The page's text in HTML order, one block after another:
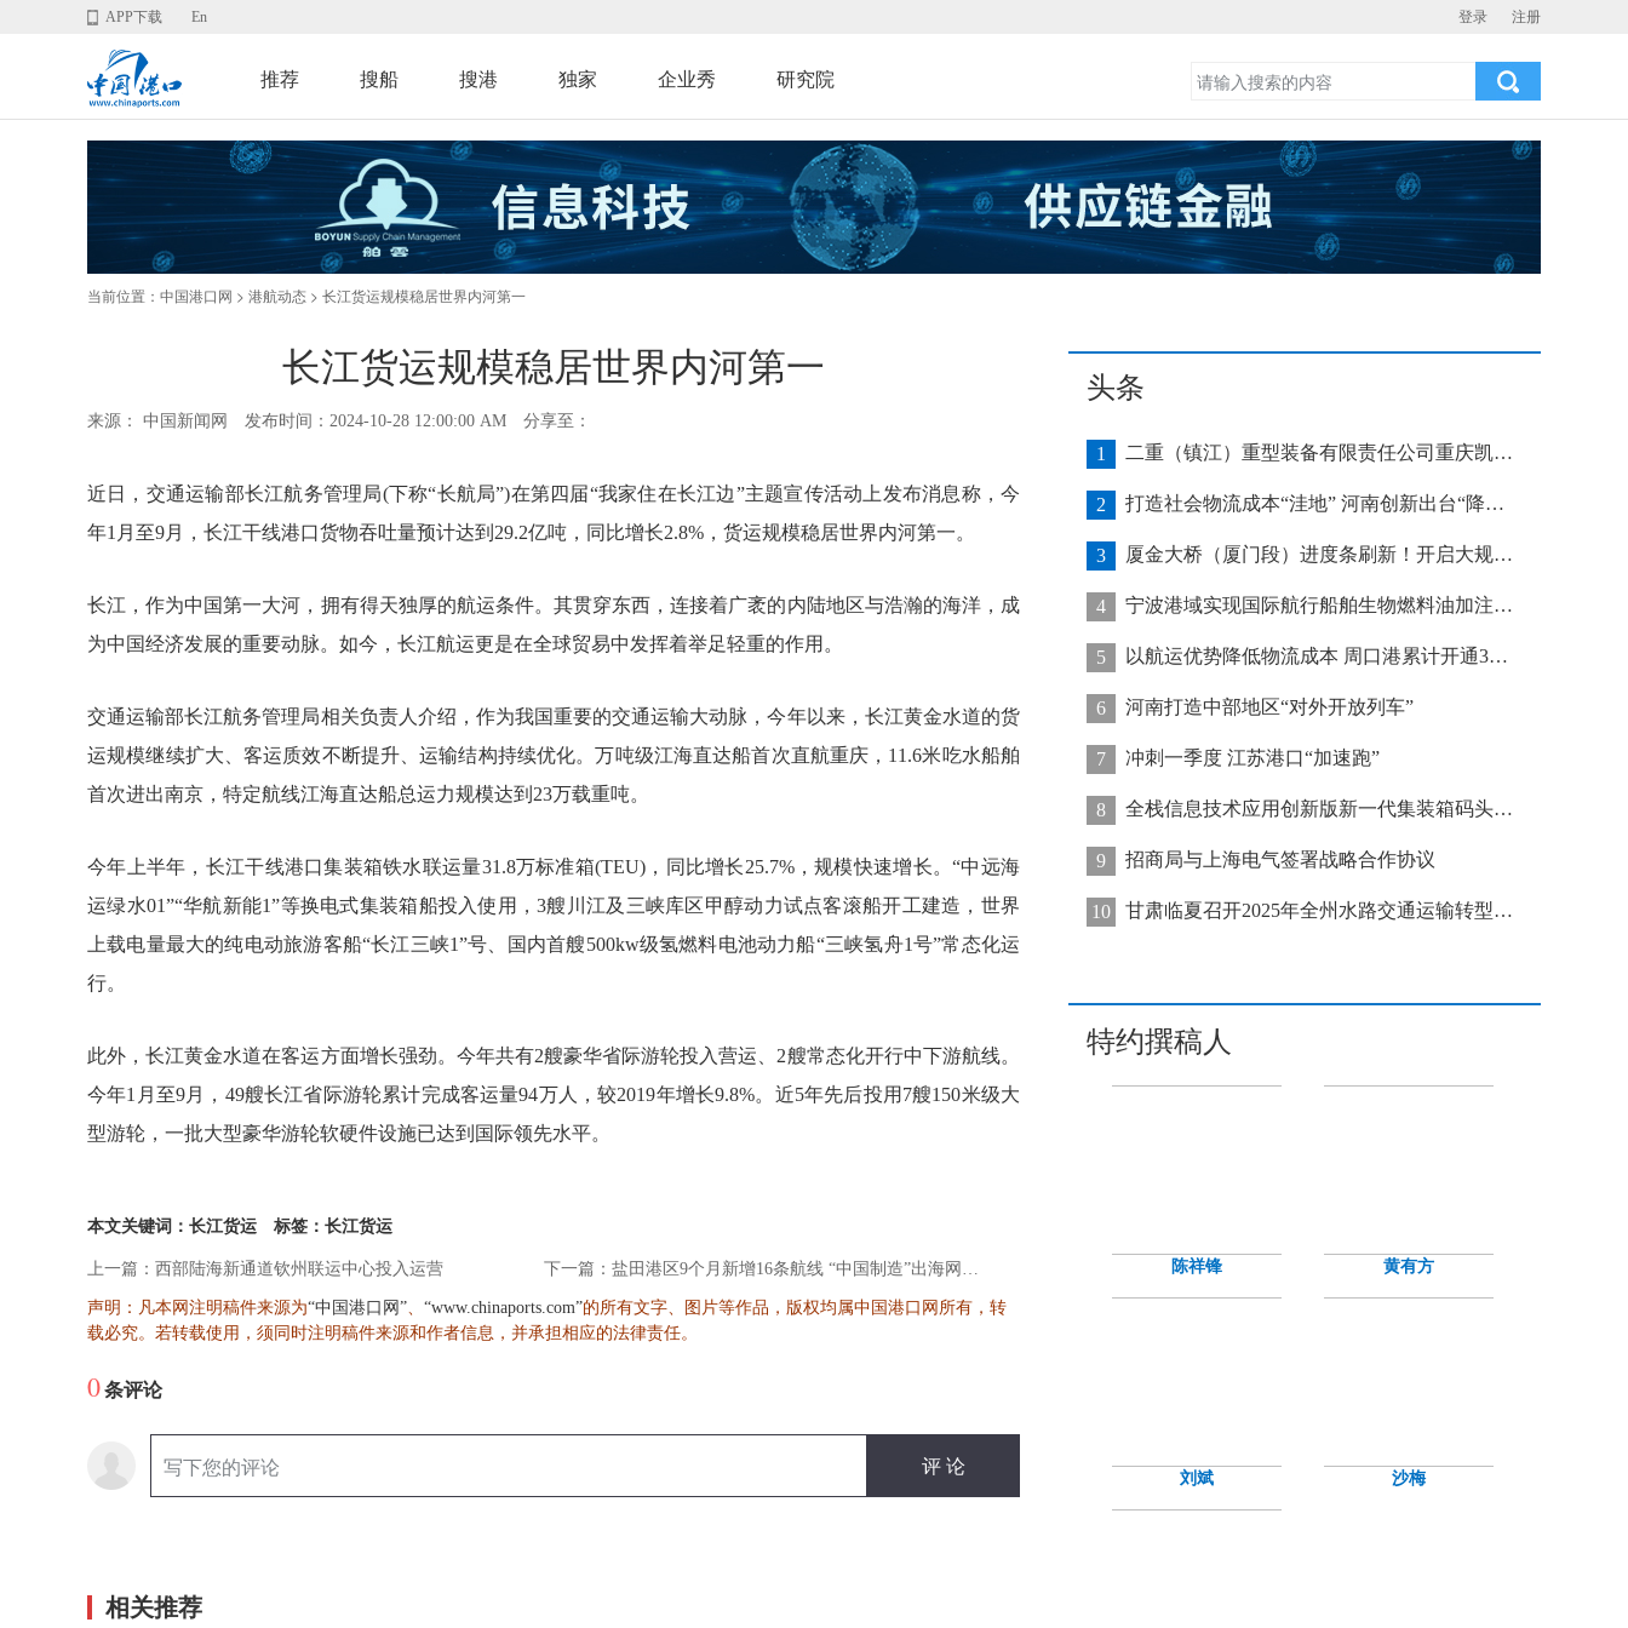
登录 注册
APP下载 En
推荐 搜船 搜港 独家 企业秀 研究院
当前位置： 中国港口网 > 港航动态 > 长江货运规模稳居世界内河第一
长江货运规模稳居世界内河第一
来源： 中国新闻网 发布时间：2024-10-28 12:00:00 AM 分享至：
近日，交通运输部长江航务管理局(下称“长航局”)在第四届“我家住在长江边”主题宣传活动上发布消息称，今
年1月至9月，长江干线港口货物吞吐量预计达到29.2亿吨，同比增长2.8%，货运规模稳居世界内河第一。
长江，作为中国第一大河，拥有得天独厚的航运条件。其贯穿东西，连接着广袤的内陆地区与浩瀚的海洋，成
为中国经济发展的重要动脉。如今，长江航运更是在全球贸易中发挥着举足轻重的作用。
交通运输部长江航务管理局相关负责人介绍，作为我国重要的交通运输大动脉，今年以来，长江黄金水道的货
运规模继续扩大、客运质效不断提升、运输结构持续优化。万吨级江海直达船首次直航重庆，11.6米吃水船舶
首次进出南京，特定航线江海直达船总运力规模达到23万载重吨。
今年上半年，长江干线港口集装箱铁水联运量31.8万标准箱(TEU)，同比增长25.7%，规模快速增长。“中远海
运绿水01”“华航新能1”等换电式集装箱船投入使用，3艘川江及三峡库区甲醇动力试点客滚船开工建造，世界
上载电量最大的纯电动旅游客船“长江三峡1”号、国内首艘500kw级氢燃料电池动力船“三峡氢舟1号”常态化运
行。
此外，长江黄金水道在客运方面增长强劲。今年共有2艘豪华省际游轮投入营运、2艘常态化开行中下游航线。
今年1月至9月，49艘长江省际游轮累计完成客运量94万人，较2019年增长9.8%。近5年先后投用7艘150米级大
型游轮，一批大型豪华游轮软硬件设施已达到国际领先水平。
本文关键词：长江货运 标签：长江货运
上一篇：西部陆海新通道钦州联运中心投入运营 下一篇：盐田港区9个月新增16条航线 “中国制造”出海网不断织密
声明：凡本网注明稿件来源为“中国港口网”、 “www.chinaports.com”的所有文字、图片等作品，版权均属中国港口网所有，转
载必究。若转载使用，须同时注明稿件来源和作者信息，并承担相应的法律责任。
0条评论
相关推荐
头条
1 二重（镇江）重型装备有限责任公司重庆凯瑞项目发运助力海上风电产业发展
2 打造社会物流成本“洼地” 河南创新出台“降本16条”
3 厦金大桥（厦门段）进度条刷新！开启大规模桥梁装配化施工新阶段
4 宁波港域实现国际航行船舶生物燃料油加注“零突破”
5 以航运优势降低物流成本 周口港累计开通32条集装箱航线
6 河南打造中部地区“对外开放列车”
7 冲刺一季度 江苏港口“加速跑”
8 全栈信息技术应用创新版新一代集装箱码头管控系统在天津港上线运行
9 招商局与上海电气签署战略合作协议
10 甘肃临夏召开2025年全州水路交通运输转型发展推进会
特约撰稿人
陈祥锋 黄有方
刘斌 沙梅